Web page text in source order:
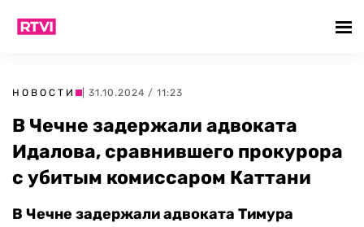
НОВОСТИ | 31.10.2024 / 11:23
В Чечне задержали адвоката
Идалова, сравнившего прокурора
с убитым комиссаром Каттани
В Чечне задержали адвоката Тимура